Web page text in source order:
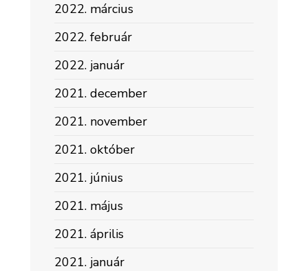
2022. március
2022. február
2022. január
2021. december
2021. november
2021. október
2021. június
2021. május
2021. április
2021. január